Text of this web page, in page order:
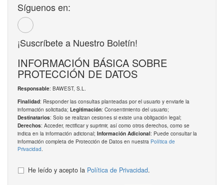
Síguenos en:
¡Suscríbete a Nuestro Boletín!
INFORMACIÓN BÁSICA SOBRE
PROTECCIÓN DE DATOS
Responsable: BAWEST, S.L.
Finalidad: Responder las consultas planteadas por el usuario y enviarle la
información solicitada; Legitimación: Consentimiento del usuario;
Destinatarios: Solo se realizan cesiones si existe una obligación legal;
Derechos: Acceder, rectificar y suprimir, así como otros derechos, como se
indica en la información adicional; Información Adicional: Puede consultar la
información completa de Protección de Datos en nuestra Política de
Privacidad.
He leído y acepto la Política de Privacidad.